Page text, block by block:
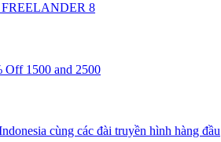
FREELANDER 8
Off 1500 and 2500
cùng các đài truyền hình hàng đầu